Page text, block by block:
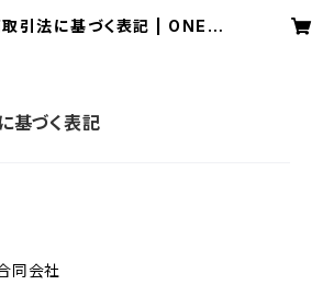
引法に基づく表記 | ONE B
基づく表記
同会社